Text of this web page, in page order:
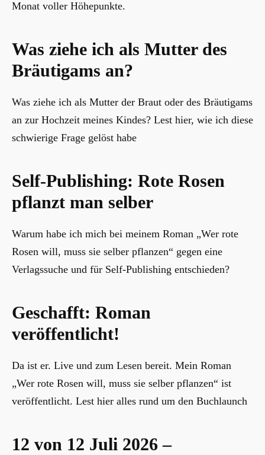
Monat voller Höhepunkte.
Was ziehe ich als Mutter des
Bräutigams an?
Was ziehe ich als Mutter der Braut oder des Bräutigams
an zur Hochzeit meines Kindes? Lest hier, wie ich diese
schwierige Frage gelöst habe
Self-Publishing: Rote Rosen
pflanzt man selber
Warum habe ich mich bei meinem Roman „Wer rote
Rosen will, muss sie selber pflanzen“ gegen eine
Verlagssuche und für Self-Publishing entschieden?
Geschafft: Roman
veröffentlicht!
Da ist er. Live und zum Lesen bereit. Mein Roman
„Wer rote Rosen will, muss sie selber pflanzen“ ist
veröffentlicht. Lest hier alles rund um den Buchlaunch
12 von 12 Juli 2026 –